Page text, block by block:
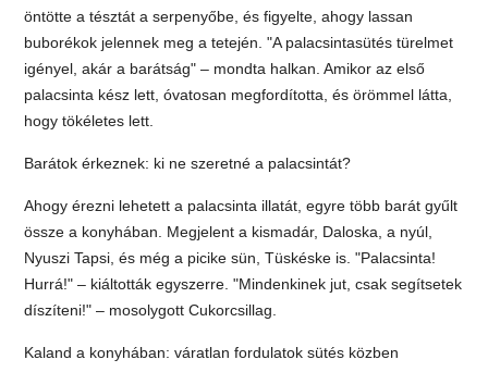
öntötte a tésztát a serpenyőbe, és figyelte, ahogy lassan
buborékok jelennek meg a tetején. "A palacsintasütés türelmet
igényel, akár a barátság" – mondta halkan. Amikor az első
palacsinta kész lett, óvatosan megfordította, és örömmel látta,
hogy tökéletes lett.
Barátok érkeznek: ki ne szeretné a palacsintát?
Ahogy érezni lehetett a palacsinta illatát, egyre több barát gyűlt
össze a konyhában. Megjelent a kismadár, Daloska, a nyúl,
Nyuszi Tapsi, és még a picike sün, Tüskéske is. "Palacsinta!
Hurrá!" – kiáltották egyszerre. "Mindenkinek jut, csak segítsetek
díszíteni!" – mosolygott Cukorcsillag.
Kaland a konyhában: váratlan fordulatok sütés közben